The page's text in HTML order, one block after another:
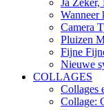
Ja Zeker,
Wanneer
Camera
Pluizen
Fijne
Nieuwe
COLLAGES
Collages
Collage: